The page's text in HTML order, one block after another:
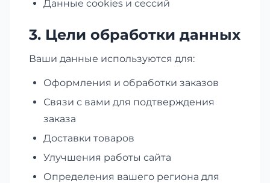
Данные cookies и сессий
3. Цели обработки данных
Ваши данные используются для:
Оформления и обработки заказов
Связи с вами для подтверждения
заказа
Доставки товаров
Улучшения работы сайта
Определения вашего региона для